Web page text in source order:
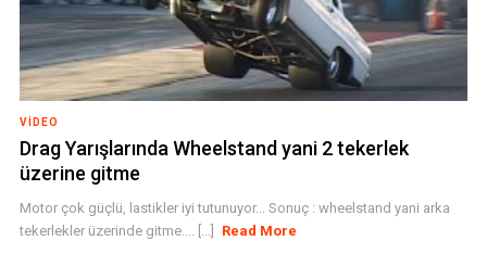
VIDEO
Drag Yarışlarında Wheelstand yani 2 tekerlek
üzerine gitme
Motor çok güçlü, lastikler iyi tutunuyor... Sonuç : wheelstand yani arka
tekerlekler üzerinde gitme.... [...]
Read More